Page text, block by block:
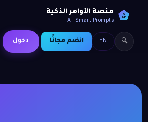
AI
SP
منصة الأوامر الذكية
AI Smart Prompts
🔍
EN انضم مجانًا دخول